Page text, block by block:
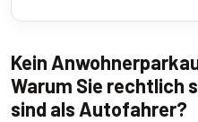
Kein
Warum Sie rechtlich
sind als Autofahrer?